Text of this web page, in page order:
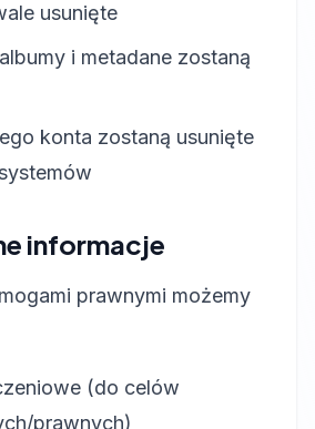
usunięte
i metadane zostaną
konta zostaną usunięte
informacje
prawnymi możemy
(do celów
prawnych)